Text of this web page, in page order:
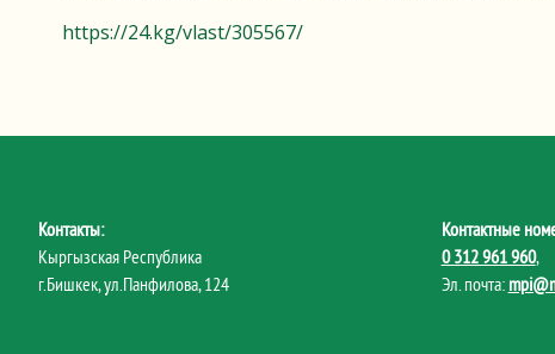
https://24.kg/vlast/305567/
Контакты:
Кыргызская Республика
г.Бишкек, ул.Панфилова, 124
Контактные
0 312 961 960,
Эл. почта: